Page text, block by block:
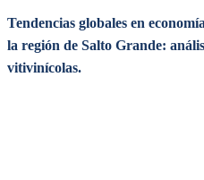
Tendencias globales en
la región de Salto Grande:
vitivinícolas.